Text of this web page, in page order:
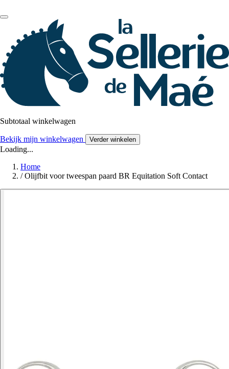
Subtotaal winkelwagen
Bekijk mijn winkelwagen Verder winkelen
Loading...
Home
/ Olijfbit voor tweespan paard BR Equitation Soft Contact